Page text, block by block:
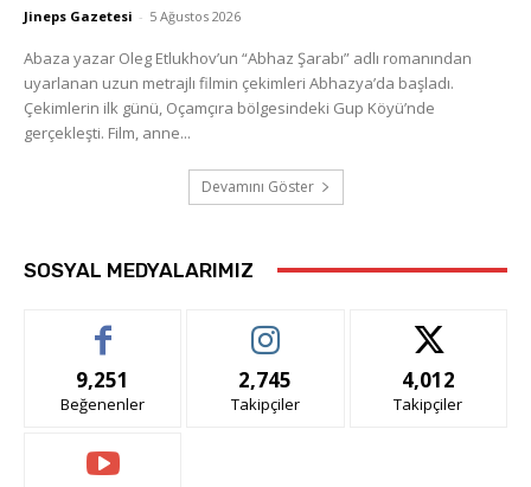
Jineps Gazetesi - 5 Ağustos 2026
Abaza yazar Oleg Etlukhov’un “Abhaz Şarabı” adlı romanından
uyarlanan uzun metrajlı filmin çekimleri Abhazya’da başladı.
Çekimlerin ilk günü, Oçamçıra bölgesindeki Gup Köyü’nde
gerçekleşti. Film, anne...
Devamını Göster
SOSYAL MEDYALARIMIZ
9,251
Beğenenler
2,745
Takipçiler
4,012
Takipçiler